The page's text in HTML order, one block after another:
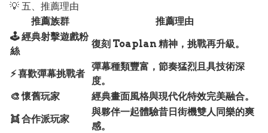
💡 五、推薦理由
推薦族群
推薦理由
🕹️ 經典射擊遊戲粉
絲
復刻 Toaplan 精神，挑戰再升級。
⚡ 喜歡彈幕挑戰者
彈幕種類豐富，節奏猛烈且具技術深
度。
🎨 懷舊玩家
經典畫面風格與現代化特效完美融合。
👯 合作派玩家
與夥伴一起體驗昔日街機雙人同樂的爽
感。